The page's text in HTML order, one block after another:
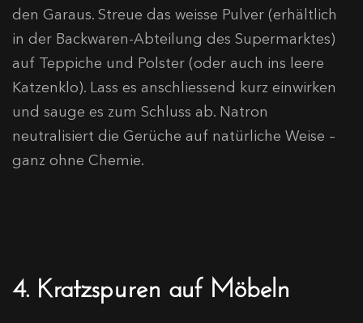
den Garaus. Streue das weisse Pulver (erhältlich
in der Backwaren-Abteilung des Supermarktes)
auf Teppiche und Polster (oder auch ins leere
Katzenklo). Lass es anschliessend kurz einwirken
und sauge es zum Schluss ab. Natron
neutralisiert die Gerüche auf natürliche Weise –
ganz ohne Chemie.
4. Kratzspuren auf Möbeln